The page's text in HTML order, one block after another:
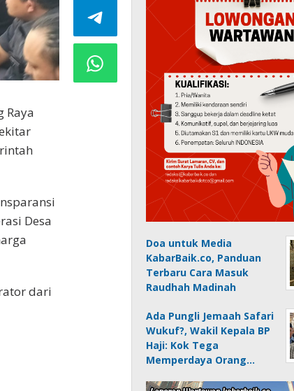
Raya
Desa
dari
Doa untuk Media
KabarBaik.co, Panduan
Terbaru Cara Masuk
Raudhah Madinah
Ada Pungli Jemaah Safari
Wukuf?, Wakil Kepala BP
Haji: Kok Tega
Memperdaya Orang…